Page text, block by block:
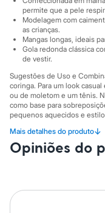
Leggings
Shorts e Bermudas
Tops
Moda íntima
Calcinhas
Cintas e Modeladores
Meias
Pijamas
Sutiãs e Tops
Moda praia
Biquínis
Maiôs
Saídas de praia
Personagens
Casacos e Jaquetas
permite que a pele
Modelagem com
as crianças.
Mangas longas, ideais
Gola redonda clássica
de vestir.
Sugestões de Uso e
coringa. Para um look
ou de moletom e um tênis.
como base para
pequenos aquecidos e
A gente se encontra na C&A!
Mais detalhes do produto↓
Informacoes gerais:
Opiniões do